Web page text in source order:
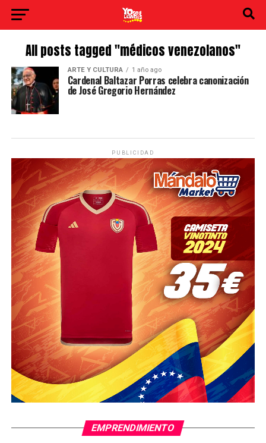
All posts tagged "médicos venezolanos"
ARTE Y CULTURA 1 año ago
Cardenal Baltazar Porras celebra canonización
de José Gregorio Hernández
PUBLICIDAD
EMPRENDIMIENTO